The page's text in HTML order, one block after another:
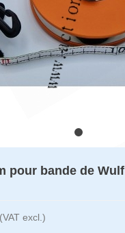
pour bande de Wulf
(VAT excl.)